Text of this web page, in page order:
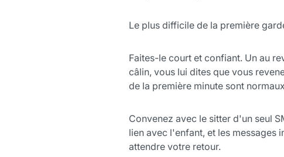
Le plus difficile de la première
Faites-le court et confiant. Un au
câlin, vous lui dites que vous
de la première minute sont
Convenez avec le sitter d'un seul
lien avec l'enfant, et les messages
attendre votre retour.